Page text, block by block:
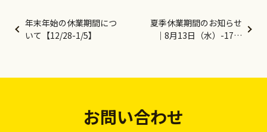
年末年始の休業期間につ
いて【12/28-1/5】
夏季休業期間のお知らせ
｜8月13日（水）-17日
お問い合わせ